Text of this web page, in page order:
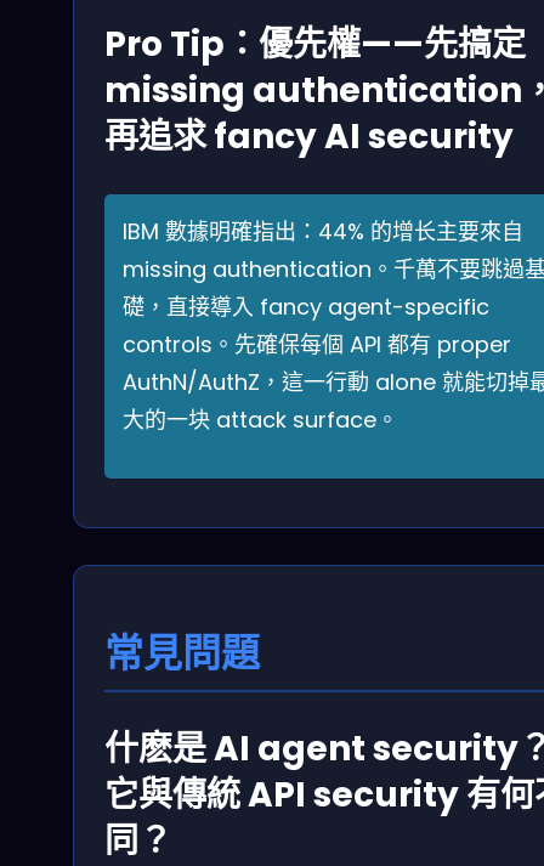
Pro Tip：優先權——先搞定
missing authentication
再追求 fancy AI security
IBM 數據明確指出：44% 的增长主要來自
missing authentication。千萬不要跳過
礎，直接導入 fancy agent-specific
controls。先確保每個 API 都有 proper
AuthN/AuthZ，這一行動 alone 就能切掉
大的一块 attack surface。
常見問題
什麽是 AI agent security
它與傳統 API security 有何
同？